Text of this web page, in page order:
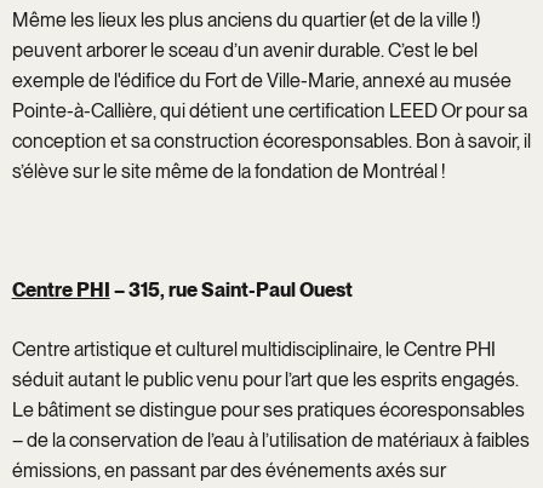
Même les lieux les plus anciens du quartier (et de la ville !)
peuvent arborer le sceau d’un avenir durable. C’est le bel
exemple de l'édifice du Fort de Ville-Marie, annexé au musée
Pointe-à-Callière, qui détient une certification LEED Or pour sa
conception et sa construction écoresponsables. Bon à savoir, il
s’élève sur le site même de la fondation de Montréal !
Centre PHI – 315, rue Saint-Paul Ouest
Centre artistique et culturel multidisciplinaire, le Centre PHI
séduit autant le public venu pour l’art que les esprits engagés.
Le bâtiment se distingue pour ses pratiques écoresponsables
– de la conservation de l’eau à l’utilisation de matériaux à faibles
émissions, en passant par des événements axés sur